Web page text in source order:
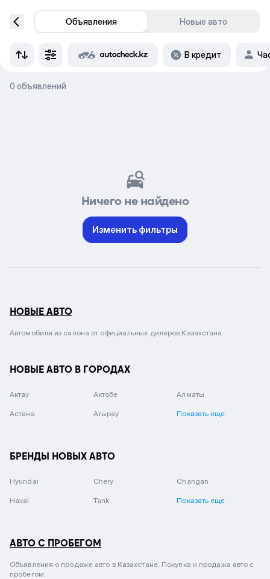
Объявления Новые авто
В кредит
0 объявлений
Ничего не найдено
Изменить фильтры
НОВЫЕ АВТО
Автомобили из салона от официальных дилеров Казахстана.
НОВЫЕ АВТО В ГОРОДАХ
Актау Актобе Алматы
Астана Атырау Показать еще
БРЕНДЫ НОВЫХ АВТО
Hyundai Chery Changan
Haval Tank Показать еще
АВТО С ПРОБЕГОМ
Объявления о продаже авто в Казахстане. Покупка и продажа авто с
пробегом.